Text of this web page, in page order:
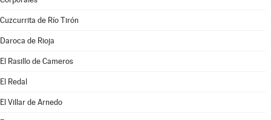
Cuzcurrita de Río Tirón
Daroca de Rioja
El Rasillo de Cameros
El Redal
El Villar de Arnedo